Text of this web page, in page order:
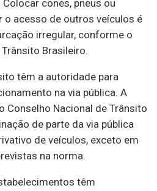
cones, pneus ou
o acesso de outros veículos é
irregular, conforme o
Brasileiro.
têm a autoridade para
na via pública. A
Conselho Nacional de Trânsito
de parte da via pública
de veículos, exceto em
na norma.
têm